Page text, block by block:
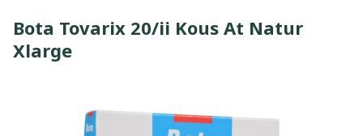
Bota Tovarix 20/ii Kous At Natur
Xlarge